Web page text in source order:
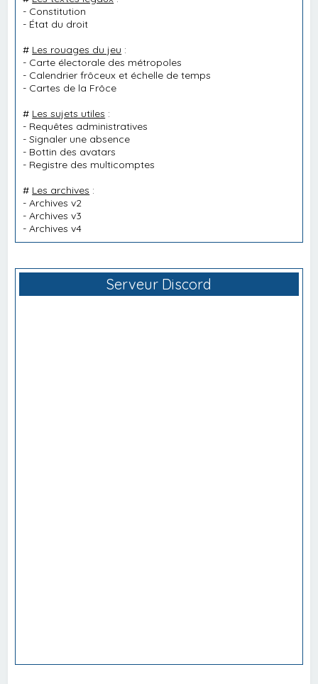
- Constitution
- État du droit
# Les rouages du jeu :
- Carte électorale des métropoles
- Calendrier frôceux et échelle de temps
- Cartes de la Frôce
# Les sujets utiles :
- Requêtes administratives
-Signaler une absence
- Bottin des avatars
- Registre des multicomptes
# Les archives :
-Archives v2
-Archives v3
-Archives v4
Serveur Discord